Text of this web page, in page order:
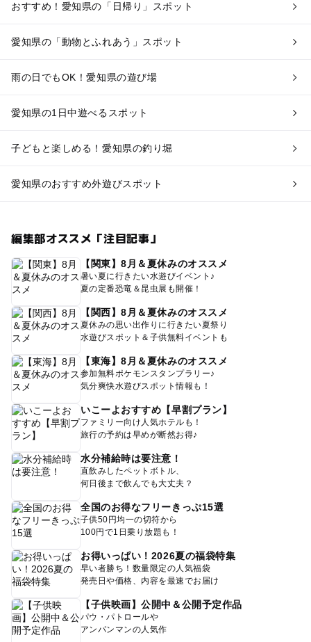
おすすめ！愛知県の「日帰り」スポット
愛知県の「動物とふれあう」スポット
雨の日でもOK！愛知県の遊び場
愛知県の1日中遊べるスポット
子どもと楽しめる！愛知県の釣り堀
愛知県のおすすめ外遊びスポット
編集部オススメ「注目記事」
【関東】8月＆夏休みのオススメ
暑い夏に行きたい水遊びイベント♪
夏の定番恐竜＆昆虫展も開催！
【関西】8月＆夏休みのオススメ
夏休みの思い出作りに行きたい夏祭り
水遊びスポット＆子供無料イベントも
【東海】8月＆夏休みのオススメ
参加無料ポケモンスタンプラリー♪
気分爽快水遊びスポット情報も！
いこーよおすすめ【早割プラン】
ファミリー向け人気ホテルも！
旅行の予約は早めが断然お得♪
水分補給時は要注意！
直飲みしたペットボトル、
何日後まで飲んでも大丈夫？
全国のお得なフリーきっぷ15選
子供50円均一の切符から
100円で1日乗り放題も！
お得いっぱい！2026夏の福袋特集
早い者勝ち！数量限定の人気福袋
発売日や価格、内容を最速でお届け
【子供映画】公開中＆公開予定作品
パウ・パトロールや
アンパンマンの人気作